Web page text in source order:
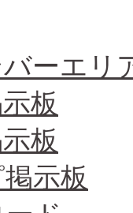
ーエリ
板
板
示板